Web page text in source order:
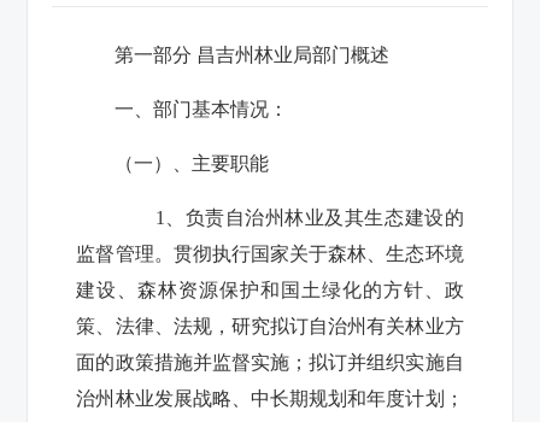
第一部分 昌吉州林业局部门概述
一、部门基本情况：
（一）、主要职能
1
、负责自治州林业及其生态建设的
监督管理。贯彻执行国家关于森林、生态环境
建设、森林资源保护和国土绿化的方针、政
策、法律、法规，研究拟订自治州有关林业方
面的政策措施并监督实施；拟订并组织实施自
治州林业发展战略、中长期规划和年度计划；